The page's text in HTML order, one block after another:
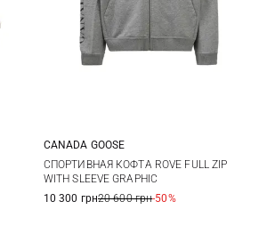
S M L XL
XXL
CANADA GOOSE
СПОРТИВНАЯ КОФТА ROVE FULL ZIP
WITH SLEEVE GRAPHIC
10 300 грн20 600 грн-50%